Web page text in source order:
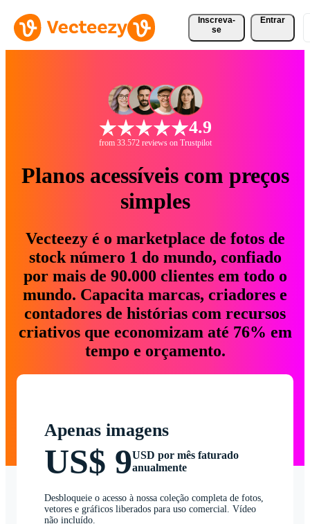
Inscreva-
se
Entrar
4.9
from 33.572 reviews on Trustpilot
Planos acessíveis com preços
simples
Vecteezy é o marketplace de fotos de
stock número 1 do mundo, confiado
por mais de 90.000 clientes em todo o
mundo. Capacita marcas, criadores e
contadores de histórias com recursos
criativos que economizam até 76% em
tempo e orçamento.
Apenas imagens
US$ 9USD por mês faturado
anualmente
Desbloqueie o acesso à nossa coleção completa de fotos,
vetores e gráficos liberados para uso comercial. Vídeo
não incluído.